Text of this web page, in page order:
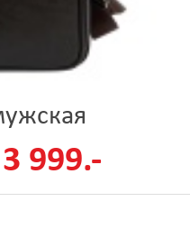
3 999.-